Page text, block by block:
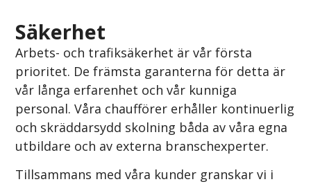
Säkerhet
Arbets- och trafiksäkerhet är vår första
prioritet. De främsta garanterna för detta är
vår långa erfarenhet och vår kunniga
personal. Våra chaufförer erhåller kontinuerlig
och skräddarsydd skolning båda av våra egna
utbildare och av externa branschexperter.
Tillsammans med våra kunder granskar vi i